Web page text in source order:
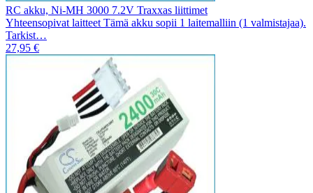
RC akku, Ni-MH 3000 7.2V Traxxas liittimet
Yhteensopivat laitteet Tämä akku sopii 1 laitemalliin (1 valmistajaa).
Tarkist…
27,95 €